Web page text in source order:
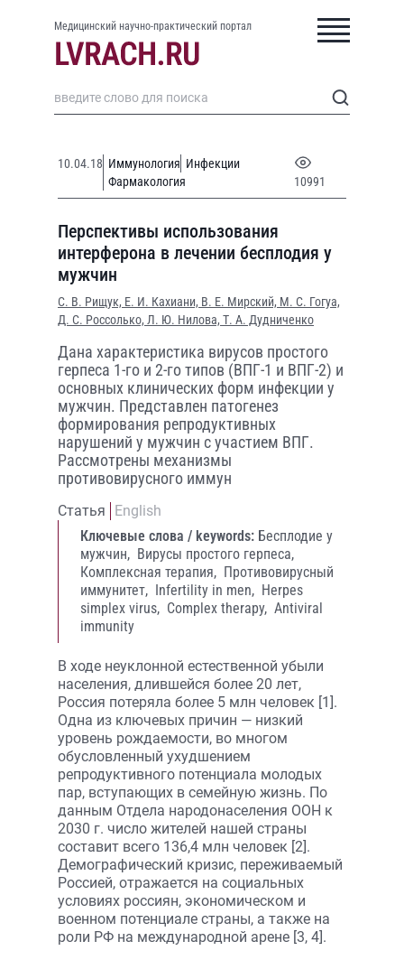
Медицинский научно-практический портал
10.04.18 Иммунология Инфекции
Фармакология
10991
Перспективы использования
интерферона в лечении бесплодия у
мужчин
С. В. Рищук, Е. И. Кахиани, В. Е. Мирский, М. С. Гогуа,
Д. С. Россолько, Л. Ю. Нилова, Т. А. Дудниченко
Дана характеристика вирусов простого
герпеса 1-го и 2-го типов (ВПГ-1 и ВПГ-2) и
основных клинических форм инфекции у
мужчин. Представлен патогенез
формирования репродуктивных
нарушений у мужчин с участием ВПГ.
Рассмотрены механизмы
противовирусного иммун
Статья
English
Ключевые слова / keywords: Бесплодие у
мужчин, Вирусы простого герпеса,
Комплексная терапия, Противовирусный
иммунитет, Infertility in men, Herpes
simplex virus, Complex therapy, Antiviral
immunity
В ходе неуклонной естественной убыли
населения, длившейся более 20 лет,
Россия потеряла более 5 млн человек [1].
Одна из ключевых причин — низкий
уровень рождаемости, во многом
обусловленный ухудшением
репродуктивного потенциала молодых
пар, вступающих в семейную жизнь. По
данным Отдела народонаселения ООН к
2030 г. число жителей нашей страны
составит всего 136,4 млн человек [2].
Демографический кризис, переживаемый
Россией, отражается на социальных
условиях россиян, экономическом и
военном потенциале страны, а также на
роли РФ на международной арене [3, 4].